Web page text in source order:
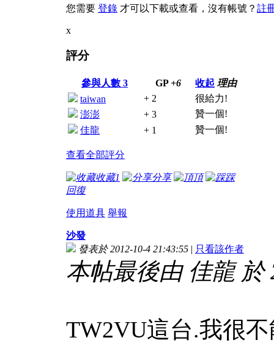
您需要 登錄 才可以下載或查看，沒有帳號？ 註
x
評分
參與人數 3 GP +6 收起 理由
taiwan
+ 2
很給力!
澎澎
+ 3
贊一個!
佳龍
+ 1 贊一個!
查看全部評分
收藏1 分享 頂
踩
回復
使用道具 舉報
沙發
發表於 2012-10-4 21:43:55 | 只看該作者
本帖最後由 佳龍 於
TW2VU這台.我很